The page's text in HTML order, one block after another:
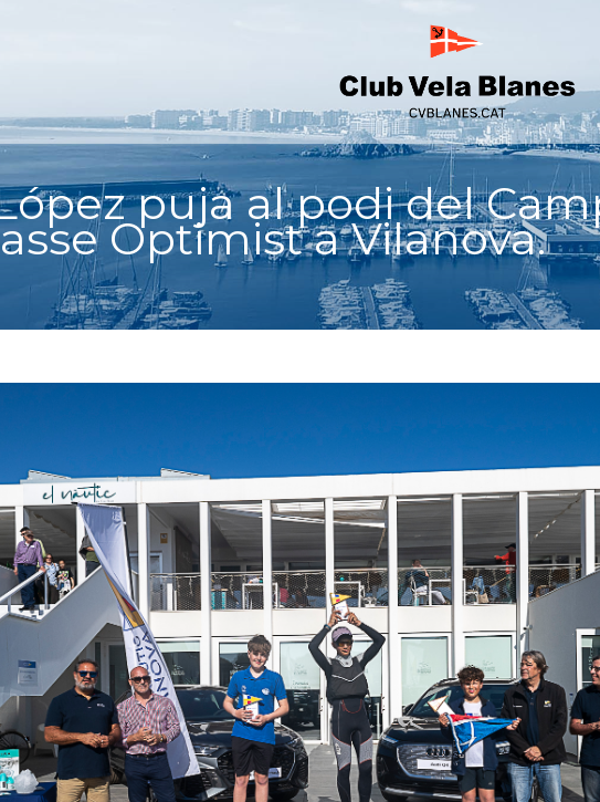
puja al podi del
Optimist a Vilanova.